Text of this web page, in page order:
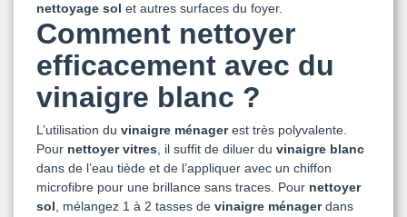
nettoyage sol et autres surfaces du foyer.
Comment nettoyer
efficacement avec du
vinaigre blanc ?
L’utilisation du vinaigre ménagerest très polyvalente.
Pour nettoyer vitres, il suffit de diluer du vinaigre blanc
dans de l’eau tiède et de l’appliquer avec un chiffon
microfibre pour une brillance sans traces. Pour nettoyer
sol, mélangez 1 à 2 tasses de vinaigre ménagerdans